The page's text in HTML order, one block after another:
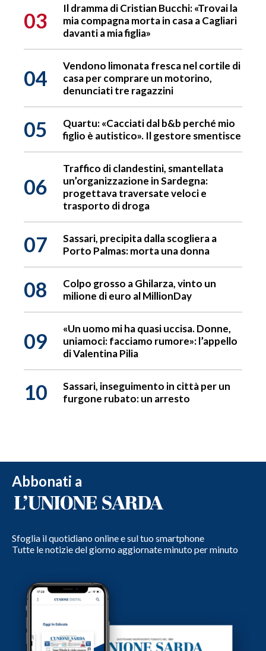
03
Il dramma di Cristian Bucchi: «Trovai la
mia compagna morta in casa a Cagliari
davanti a mia figlia»
04
Vendono limonata fresca nel cortile di
casa per comprare un motorino,
denunciati tre ragazzini
05
Quartu: «Cacciati dal b&b perché mio
figlio è autistico». Il gestore smentisce
06
Traffico di clandestini, smantellata
un’organizzazione in Sardegna:
progettava traversate veloci e
trasporto di droga
07
Sassari, precipita dalla scogliera a
Porto Palmas: morta una donna
08
Colpo grosso a Ghilarza, vinto un
milione di euro al MillionDay
09
«Un uomo mi ha quasi uccisa. Donne,
uniamoci: facciamo rumore»: l’appello
di Valentina Pilia
10
Sassari, inseguimento in città per un
furgone rubato: un arresto
Abbonati a
Sfoglia il quotidiano online e sul tuo smartphone
Tutte le notizie del giorno aggiornate minuto per minuto